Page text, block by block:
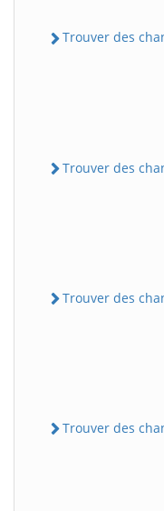
Trouver des
Trouver des
Trouver des
Trouver des